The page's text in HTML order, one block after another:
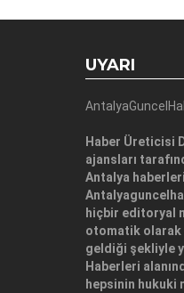
UYARI
Haber Üreticisi
ajansları
Antalya
hiçbir editoryal
otomatik olarak
geldiği şekliyle
Haberleri
hepsinin hukuki